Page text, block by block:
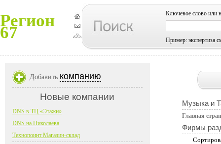
Регион
67
Ключевое слово или
Пример: экспертиза
Музыка и
Главная
Фирмы
Добавить компанию
Новые компании
DNS в ТЦ «Этажи»
DNS на Николаева
Технопоинт Магазин-склад